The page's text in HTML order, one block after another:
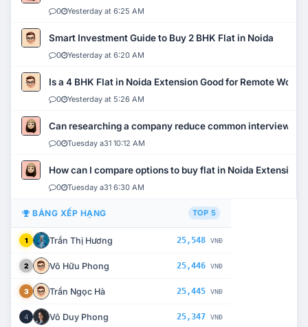
0 Yesterday at 6:25 AM
Smart Investment Guide to Buy 2 BHK Flat in Noida
0 Yesterday at 6:20 AM
Is a 4 BHK Flat in Noida Extension Good for Remote Work?
0 Yesterday at 5:26 AM
Can researching a company reduce common interview
0 Tuesday a31 10:12 AM
How can I compare options to buy flat in Noida Extension?
0 Tuesday a31 6:30 AM
BẢNG XẾP HẠNG TOP 5
1 Trần Thị Hương 25,548 VNĐ
2 Võ Hữu Phong 25,446 VNĐ
3 Trần Ngọc Hà 25,445 VNĐ
4 Võ Duy Phong 25,347 VNĐ